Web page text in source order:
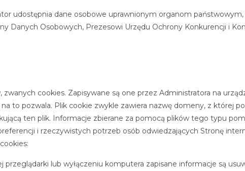
udostępnia dane osobowe uprawnionym organom
Danych Osobowych, Prezesowi Urzędu Ochrony Konkurencji i
cookies. Zapisywane są one przez Administratora na
to pozwala. Plik cookie zwykle zawiera nazwę domeny, z której
ten plik. Informacje zbierane za pomocą plików tego typu
i rzeczywistych potrzeb osób odwiedzających Stronę
przeglądarki lub wyłączeniu komputera zapisane informacje są